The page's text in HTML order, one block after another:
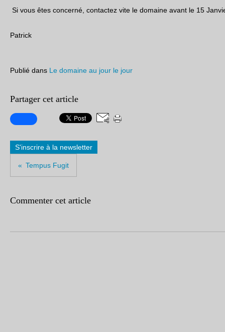
Si vous êtes concerné, contactez vite le domaine avant le 15
Patrick
Publié dans Le domaine au jour le jour
Partager cet article
S'inscrire à la newsletter
Tempus Fugit
Commenter cet article